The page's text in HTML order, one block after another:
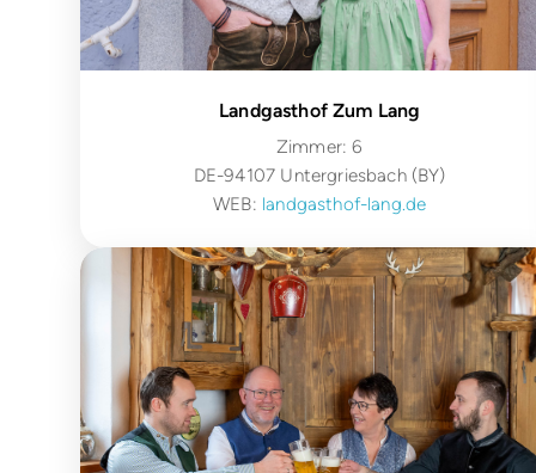
Landgasthof Zum Lang
Zimmer: 6
DE-94107 Untergriesbach (BY)
WEB: landgasthof-lang.de